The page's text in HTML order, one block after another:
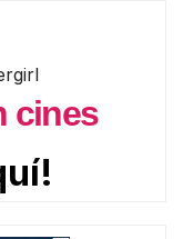
cines